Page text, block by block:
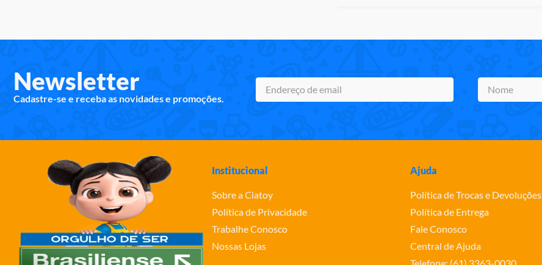
Newsletter
Cadastre-se e receba as novidades e promoções.
Institucional
Sobre a Ciatoy
Política de Privacidade
Trabalhe Conosco
Nossas Lojas
Ajuda
Política de Trocas e Devoluções
Política de Entrega
Fale Conosco
Central de Ajuda
Telefone: (61) 3363-0030